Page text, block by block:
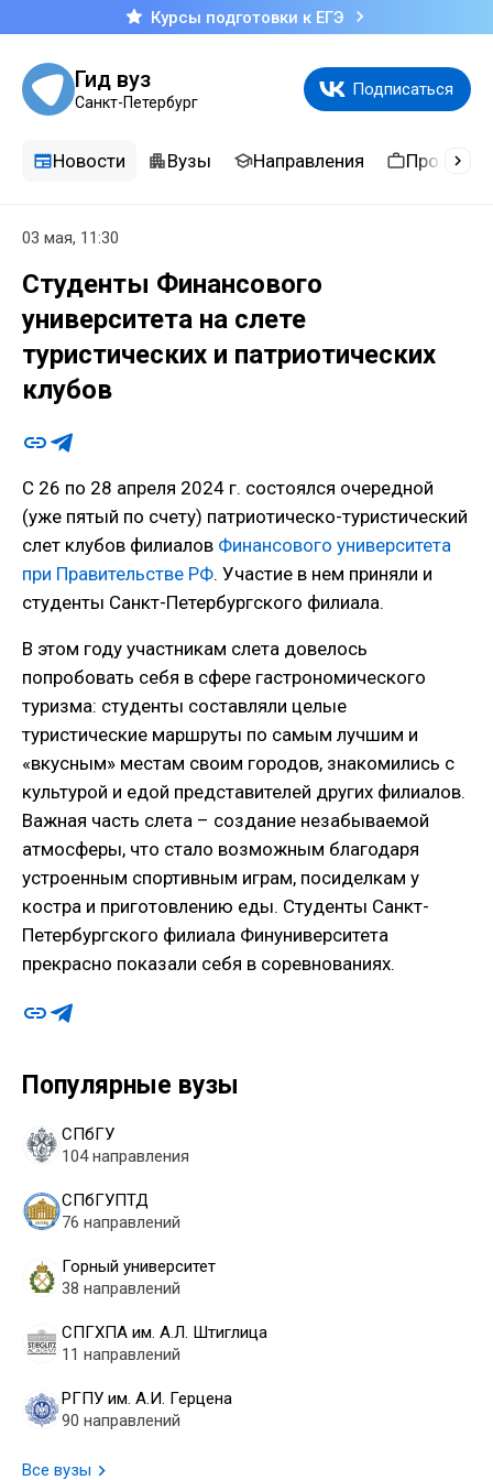
Курсы подготовки к ЕГЭ
Гид вуз
Санкт-Петербург
Подписаться
Новости Вузы Направления
Популярные вузы
СПбГУ
104 направления
СПбГУПТД
76 направлений
Горный университет
38 направлений
СПГХПА им. А.Л. Штиглица
11 направлений
РГПУ им. А.И. Герцена
90 направлений
Все вузы
03 мая, 11:30
Студенты Финансового
университета на слете
туристических и патриотических
клубов
С 26 по 28 апреля 2024 г. состоялся очередной
(уже пятый по счету) патриотическо-туристический
слет клубов филиалов Финансового университета
при Правительстве РФ. Участие в нем приняли и
студенты Санкт-Петербургского филиала.
В этом году участникам слета довелось
попробовать себя в сфере гастрономического
туризма: студенты составляли целые
туристические маршруты по самым лучшим и
«вкусным» местам своим городов, знакомились с
культурой и едой представителей других филиалов.
Важная часть слета – создание незабываемой
атмосферы, что стало возможным благодаря
устроенным спортивным играм, посиделкам у
костра и приготовлению еды. Студенты Санкт-
Петербургского филиала Финуниверситета
прекрасно показали себя в соревнованиях.